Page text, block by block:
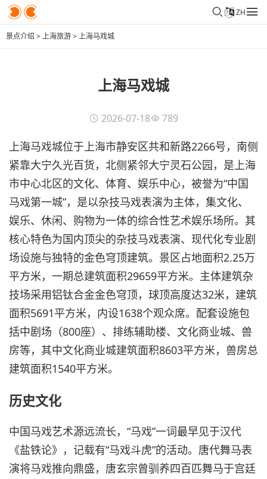
ZH
景点介绍 >上海旅游>上海马戏城
上海马戏城
2026-07-18 789
上海马戏城位于上海市静安区共和新路2266号，南侧
紧靠大宁久光百货，北侧紧邻大宁灵石公园，是上海
市中心北区的文化、体育、娱乐中心，被誉为“中国
马戏第一城”，是以杂技马戏表演为主体，集文化、
娱乐、休闲、购物为一体的综合性艺术娱乐场所。其
核心特色为国内顶尖的杂技马戏表演、现代化专业剧
场设施与独特的金色穹顶建筑。景区占地面积2.25万
平方米，一期总建筑面积29659平方米。主体建筑杂
技场采用铝钛合金金色穹顶，球顶高度达32米，建筑
面积5691平方米，内设1638个观众席。配套设施包
括中剧场（800座）、排练辅助楼、文化商业城、兽
房等，其中文化商业城建筑面积8603平方米，兽房总
建筑面积1540平方米。
历史文化
中国马戏艺术源远流长，“马戏”一词最早见于汉代
《盐铁论》，记载有“马戏斗虎”的活动。唐代舞马表
演将马戏推向鼎盛，唐玄宗曾驯养四百匹舞马于宫廷